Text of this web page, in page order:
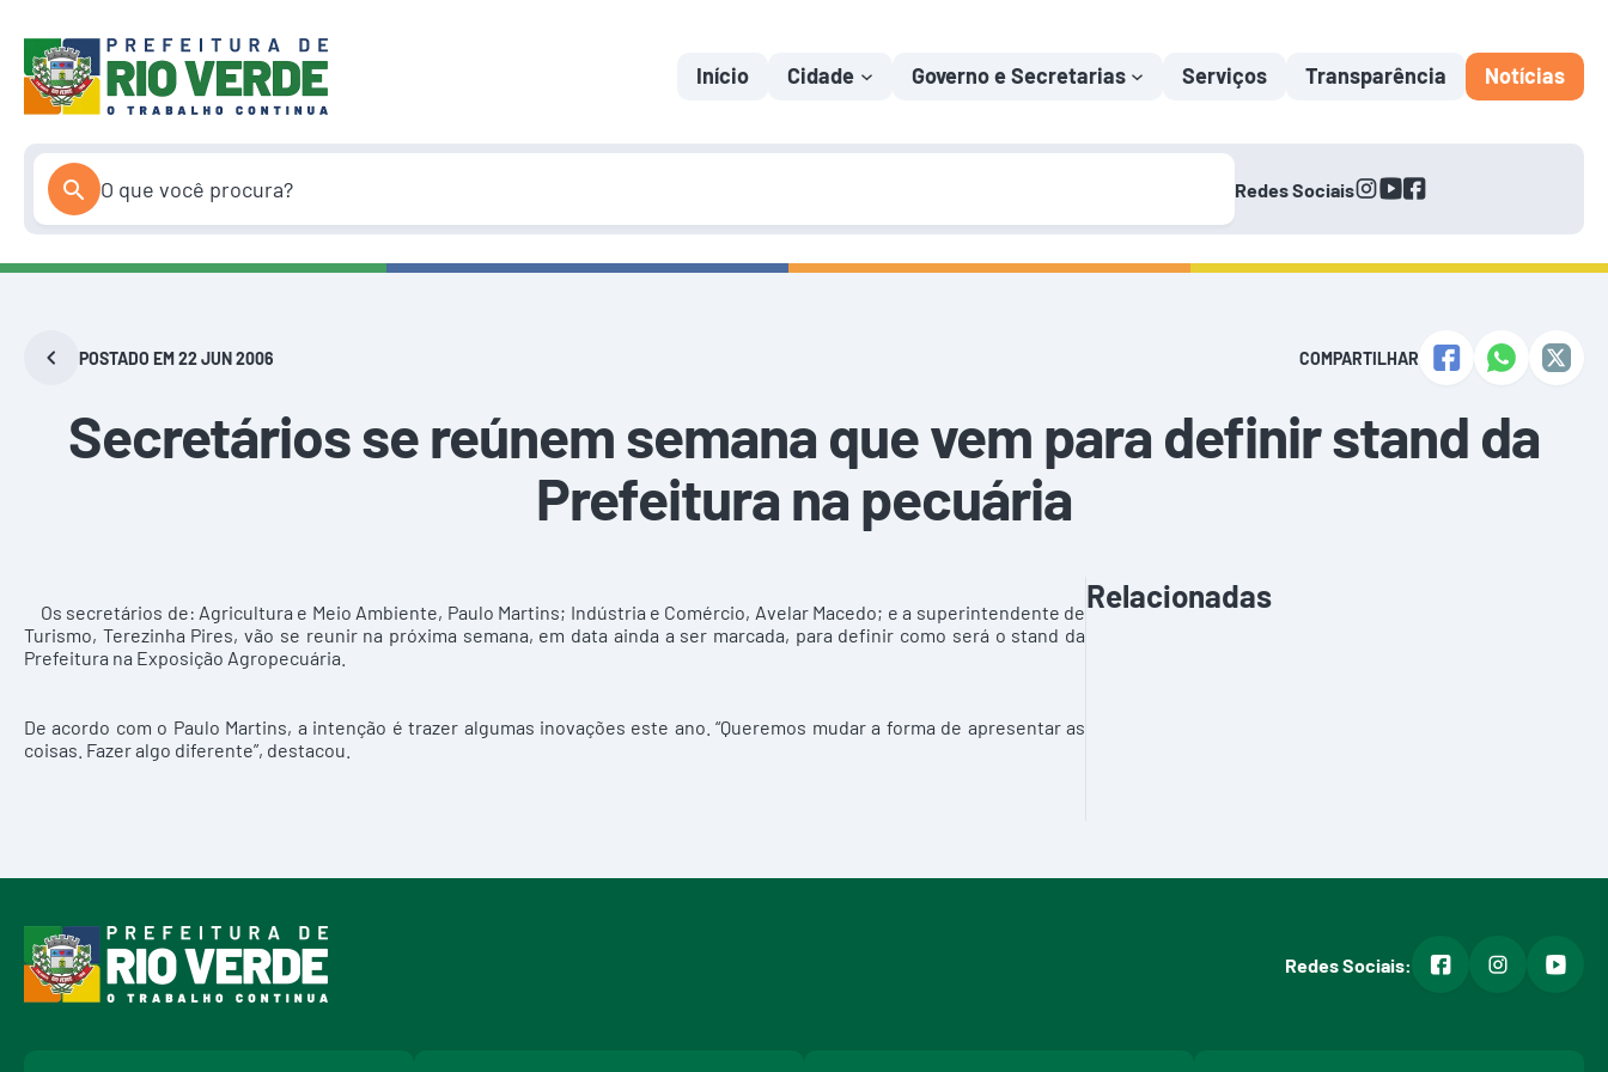
para
conteúdo
Início Cidade Governo e Secretarias Serviços Transparência Notícias
Redes Sociaisinstagram
youtube
facebook
POSTADO EM 22 JUN 2006 COMPARTILHAR
Secretários se reúnem semana que vem para definir stand da
Prefeitura na pecuária
Os secretários de: Agricultura e Meio Ambiente, Paulo Martins; Indústria e Comércio, Avelar Macedo; e a superintendente de
Turismo, Terezinha Pires, vão se reunir na próxima semana, em data ainda a ser marcada, para definir como será o stand da
Prefeitura na Exposição Agropecuária.
De acordo com o Paulo Martins, a intenção é trazer algumas inovações este ano. “Queremos mudar a forma de apresentar as
coisas. Fazer algo diferente”, destacou.
Relacionadas
Redes Sociais: facebookinstagram